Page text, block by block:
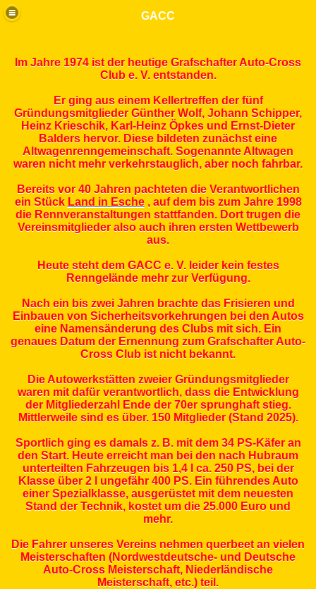
GACC
Im Jahre 1974 ist der heutige Grafschafter Auto-Cross
Club e. V. entstanden.
Er ging aus einem Kellertreffen der fünf
Gründungsmitglieder Günther Wolf, Johann Schipper,
Heinz Krieschik, Karl-Heinz Öpkes und Ernst-Dieter
Balders hervor. Diese bildeten zunächst eine
Altwagenrenngemeinschaft. Sogenannte Altwagen
waren nicht mehr verkehrstauglich, aber noch fahrbar.
Bereits vor 40 Jahren pachteten die Verantwortlichen
ein Stück Land in Esche, auf dem bis zum Jahre 1998
die Rennveranstaltungen stattfanden. Dort trugen die
Vereinsmitglieder also auch ihren ersten Wettbewerb
aus.
Heute steht dem GACC e. V. leider kein festes
Renngelände mehr zur Verfügung.
Nach ein bis zwei Jahren brachte das Frisieren und
Einbauen von Sicherheitsvorkehrungen bei den Autos
eine Namensänderung des Clubs mit sich. Ein
genaues Datum der Ernennung zum Grafschafter Auto-
Cross Club ist nicht bekannt.
Die Autowerkstätten zweier Gründungsmitglieder
waren mit dafür verantwortlich, dass die Entwicklung
der Mitgliederzahl Ende der 70er sprunghaft stieg.
Mittlerweile sind es über. 150 Mitglieder (Stand 2025).
Sportlich ging es damals z. B. mit dem 34 PS-Käfer an
den Start. Heute erreicht man bei den nach Hubraum
unterteilten Fahrzeugen bis 1,4 l ca. 250 PS, bei der
Klasse über 2 l ungefähr 400 PS. Ein führendes Auto
einer Spezialklasse, ausgerüstet mit dem neuesten
Stand der Technik, kostet um die 25.000 Euro und
mehr.
Die Fahrer unseres Vereins nehmen querbeet an vielen
Meisterschaften (Nordwestdeutsche- und Deutsche
Auto-Cross Meisterschaft, Niederländische
Meisterschaft, etc.) teil.
Esche